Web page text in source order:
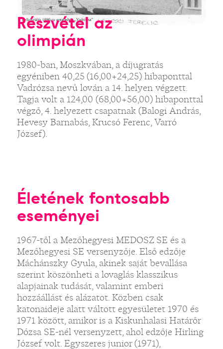
Részvétel az
olimpián
1980-ban, Moszkvában, a díjugratás
egyéniben 40,25 (16,00+24,25) hibaponttal
Vadrózsa nevű lován a 14. helyen végzett.
Tagja volt a 124,00 (68,00+56,00) hibaponttal
végző, 4. helyezett csapatnak (Balogi András,
Hevesy Barnabás, Krucsó Ferenc, Varró
József).
Életének fontosabb
eseményei
1967-től a Mezőhegyesi MEDOSZ SE és a
Mezőhegyesi SE versenyzője. Első edzője
Máchánszky Gyula, akinek saját bevallása
szerint köszönheti a lovaglás klasszikus
alapjainak tudását, valamint emberi
hozzáállást és alázatot. Közben csak
katonaideje alatt váltott egyesületet 1970 és
1971 között, amikor is a Kiskunhalasi Határőr
Dózsa SE-nél versenyzett, ahol edzője Hirling
József volt. Egyszeres junior (1971),